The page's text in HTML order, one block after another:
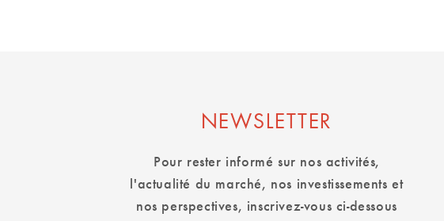
NEWSLETTER
Pour rester informé sur nos activités,
l'actualité du marché, nos investissements et
nos perspectives, inscrivez-vous ci-dessous